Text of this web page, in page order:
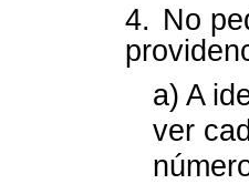
4. No
a) A
ver